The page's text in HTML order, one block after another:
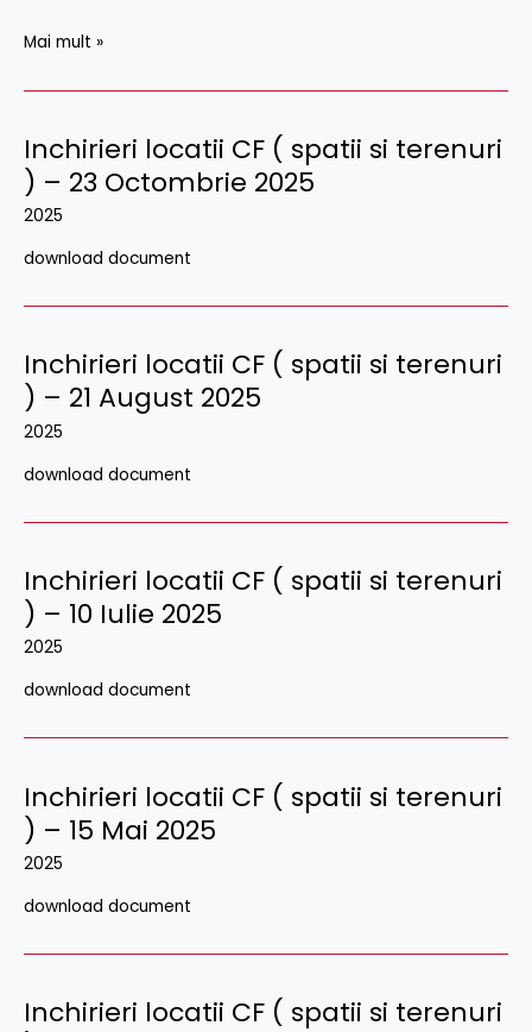
Mai mult »
Inchirieri locatii CF ( spatii si terenuri
) – 23 Octombrie 2025
2025
download document
Inchirieri locatii CF ( spatii si terenuri
) – 21 August 2025
2025
download document
Inchirieri locatii CF ( spatii si terenuri
) – 10 Iulie 2025
2025
download document
Inchirieri locatii CF ( spatii si terenuri
) – 15 Mai 2025
2025
download document
Inchirieri locatii CF ( spatii si terenuri